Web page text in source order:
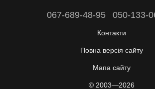
067-689-48-95 050-133-
Контакти
Повна версія сайту
Мапа сайту
© 2003—2026